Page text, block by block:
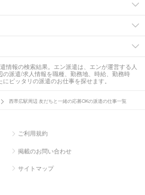
情報の検索結果。エン派遣は、エンが運営する人
派遣/求人情報を職種、勤務地、時給、勤務時
ピッタリの派遣のお仕事を探せます。
西帯広駅周辺 友だちと一緒の応募OKの派遣の仕事一覧
ご利用規約
掲載のお問い合わせ
サイトマップ